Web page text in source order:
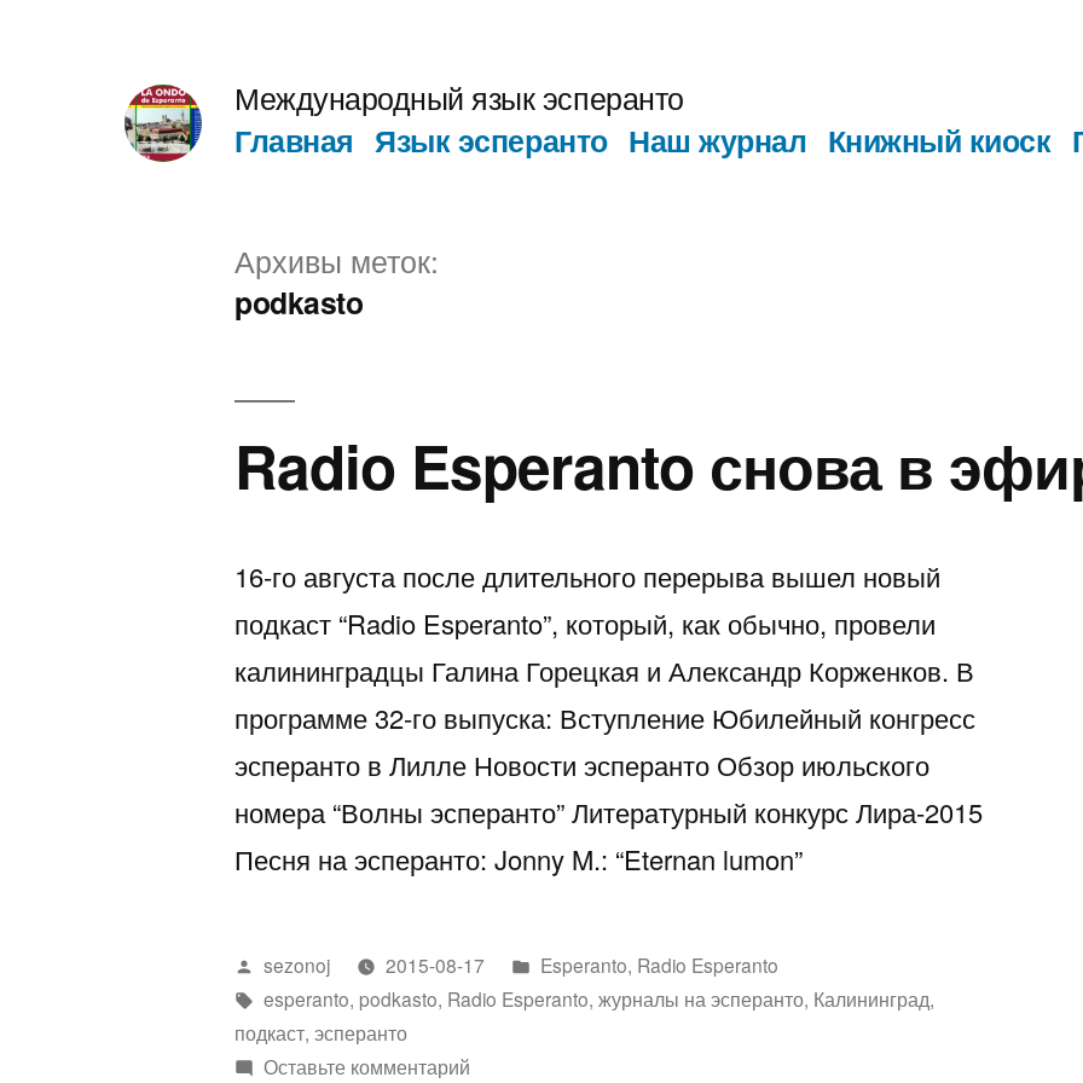
содержимому
Международный язык эсперанто
Главная Язык эсперанто Наш журнал Книжный киоск
Архивы меток:
podkasto
Radio Esperanto снова в
16-го августа после длительного перерыва вышел новый
подкаст “Radio Esperanto”, который, как обычно, провели
калининградцы Галина Горецкая и Александр Корженков. В
программе 32-го выпуска: Вступление Юбилейный конгресс
эсперанто в Лилле Новости эсперанто Обзор июльского
номера “Волны эсперанто” Литературный конкурс Лира-2015
Песня на эсперанто: Jonny M.: “Eternan lumon”
Написано
автором
sezonoj 2015-08-17
Написано
в
Esperanto, Radio Esperanto
Метки:
esperanto, podkasto, Radio Esperanto,журналы на эсперанто, Калининград,
подкаст,эсперанто
Оставьте комментарий